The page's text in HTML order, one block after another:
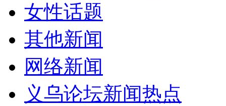
女性话题
其他新闻
网络新闻
义乌论坛新闻热点